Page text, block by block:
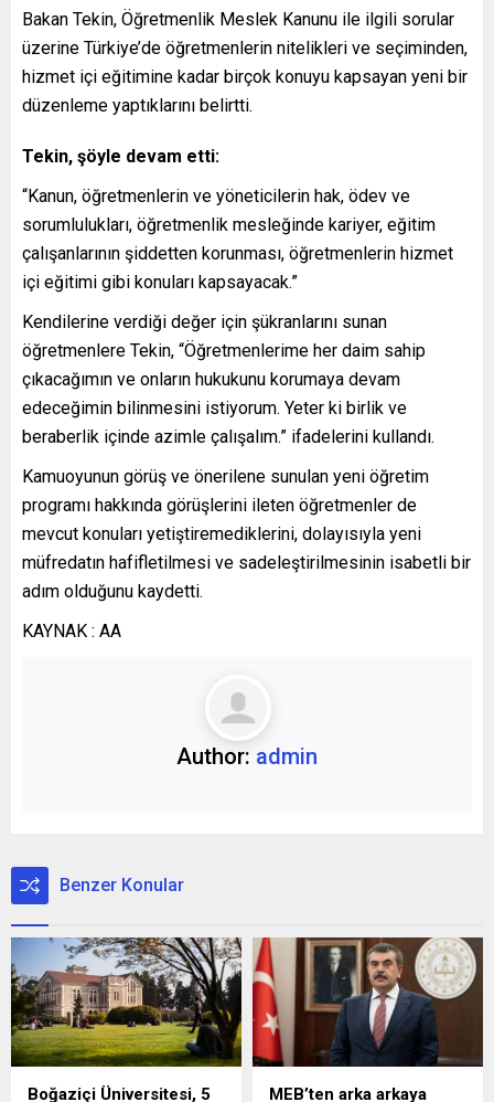
Bakan Tekin, Öğretmenlik Meslek Kanunu ile ilgili sorular
üzerine Türkiye’de öğretmenlerin nitelikleri ve seçiminden,
hizmet içi eğitimine kadar birçok konuyu kapsayan yeni bir
düzenleme yaptıklarını belirtti.
Tekin, şöyle devam etti:
“Kanun, öğretmenlerin ve yöneticilerin hak, ödev ve
sorumlulukları, öğretmenlik mesleğinde kariyer, eğitim
çalışanlarının şiddetten korunması, öğretmenlerin hizmet
içi eğitimi gibi konuları kapsayacak.”
Kendilerine verdiği değer için şükranlarını sunan
öğretmenlere Tekin, “Öğretmenlerime her daim sahip
çıkacağımın ve onların hukukunu korumaya devam
edeceğimin bilinmesini istiyorum. Yeter ki birlik ve
beraberlik içinde azimle çalışalım.” ifadelerini kullandı.
Kamuoyunun görüş ve önerilene sunulan yeni öğretim
programı hakkında görüşlerini ileten öğretmenler de
mevcut konuları yetiştiremediklerini, dolayısıyla yeni
müfredatın hafifletilmesi ve sadeleştirilmesinin isabetli bir
adım olduğunu kaydetti.
KAYNAK : AA
Author: admin
Benzer Konular
Boğaziçi Üniversitesi, 5 MEB’ten arka arkaya